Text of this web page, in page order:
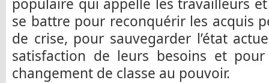
populaire qui appelle les travailleurs
se battre pour reconquérir les acquis
de crise, pour sauvegarder l’état
satisfaction de leurs besoins et pour
changement de classe au pouvoir.